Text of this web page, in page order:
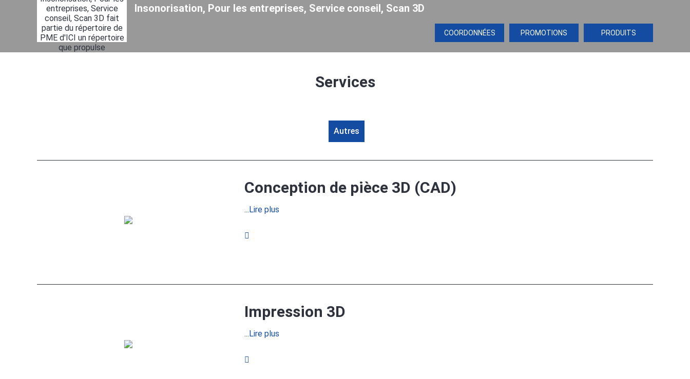
Insonorisation, Pour les entreprises, Service conseil, Scan 3D
PRODUITS
PROMOTIONS
COORDONNÉES
Services
Autres
Conception de pièce 3D (CAD)
...Lire plus
Impression 3D
...Lire plus